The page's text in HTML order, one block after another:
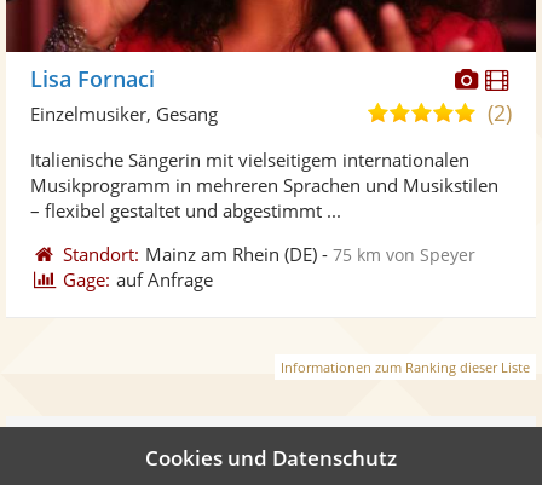
Lisa Fornaci
5,0
5
(2)
Einzelmusiker, Gesang
Italienische Sängerin mit vielseitigem internationalen
Musikprogramm in mehreren Sprachen und Musikstilen
– flexibel gestaltet und abgestimmt ...
Standort: Mainz am Rhein (DE) -75 km von Speyer
Gage: auf Anfrage
Informationen zum Ranking dieser Liste
Weiter
Cookies und Datenschutz